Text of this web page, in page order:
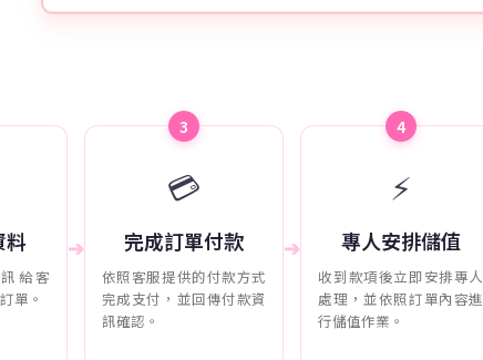
料
給客
單。
➔
3
💳
完成訂單付款
依照客服提供的付款方式
完成支付，並回傳付款資
訊確認。
➔
4
⚡
專人安排儲值
收到款項後立即安排專人
處理，並依照訂單內容進
行儲值作業。